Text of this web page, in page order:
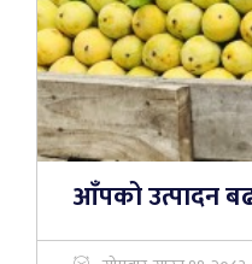
आँपको उत्पादन